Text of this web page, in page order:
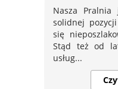
Nasza
solidnej
się
Stąd też od
usług...